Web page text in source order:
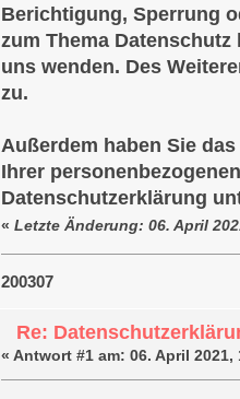
Berichtigung, Sperrung
zum Thema
uns wenden. Des
zu.
Außerdem haben Sie
Ihrer
Datenschutzerklärung
« Letzte Änderung: 06. April
200307
Re:
« Antwort #1 am: 06. April 2021,